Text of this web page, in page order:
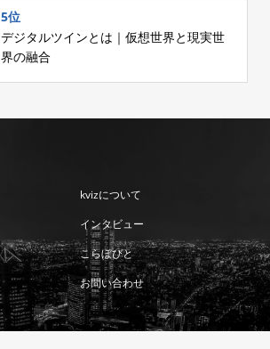
5位
デジタルツインとは｜仮想世界と現実世
界の融合
kvizについて
インタビュー
こらぼびと
お問い合わせ